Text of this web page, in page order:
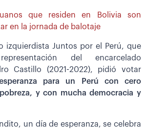
que residen en Bolivia son
en la jornada de balotaje
izquierdista Juntos por el Perú, que
del encarcelado
Castillo (2021-2022), pidió votar
para un Perú con cero
y con mucha democracia y
un día de esperanza, se celebra